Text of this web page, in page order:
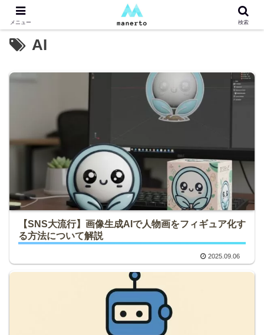
AI
【SNS大流行】画像生成AIで人物画をフィギュア化す
る方法について解説
2025.09.06
メニュー 検索